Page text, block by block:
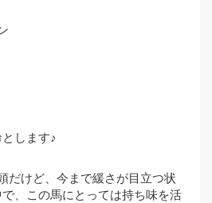
します♪
だけど、今まで緩さが目立つ状
、この馬にとっては持ち味を活